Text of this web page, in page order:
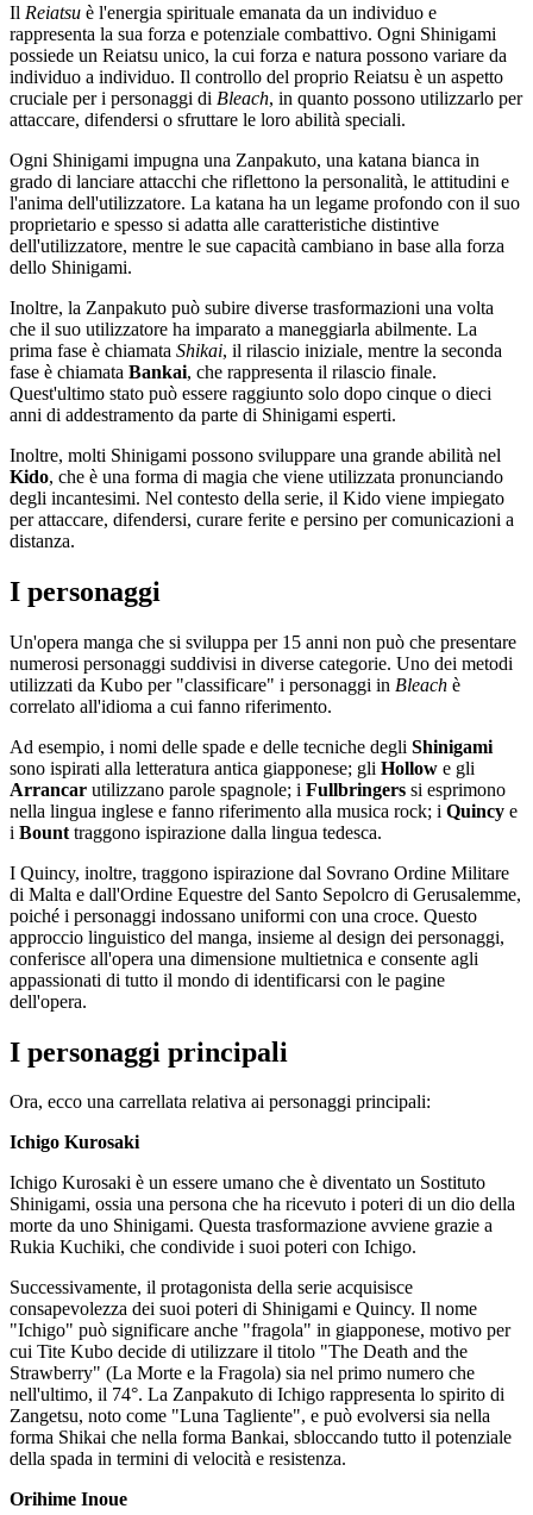
Il Reiatsu è l'energia spirituale emanata da un individuo e
rappresenta la sua forza e potenziale combattivo. Ogni Shinigami
possiede un Reiatsu unico, la cui forza e natura possono variare da
individuo a individuo. Il controllo del proprio Reiatsu è un aspetto
cruciale per i personaggi di Bleach, in quanto possono utilizzarlo per
attaccare, difendersi o sfruttare le loro abilità speciali.
Ogni Shinigami impugna una Zanpakuto, una katana bianca in
grado di lanciare attacchi che riflettono la personalità, le attitudini e
l'anima dell'utilizzatore. La katana ha un legame profondo con il suo
proprietario e spesso si adatta alle caratteristiche distintive
dell'utilizzatore, mentre le sue capacità cambiano in base alla forza
dello Shinigami.
Inoltre, la Zanpakuto può subire diverse trasformazioni una volta
che il suo utilizzatore ha imparato a maneggiarla abilmente. La
prima fase è chiamata Shikai, il rilascio iniziale, mentre la seconda
fase è chiamata Bankai, che rappresenta il rilascio finale.
Quest'ultimo stato può essere raggiunto solo dopo cinque o dieci
anni di addestramento da parte di Shinigami esperti.
Inoltre, molti Shinigami possono sviluppare una grande abilità nel
Kido, che è una forma di magia che viene utilizzata pronunciando
degli incantesimi. Nel contesto della serie, il Kido viene impiegato
per attaccare, difendersi, curare ferite e persino per comunicazioni a
distanza.
I personaggi
Un'opera manga che si sviluppa per 15 anni non può che presentare
numerosi personaggi suddivisi in diverse categorie. Uno dei metodi
utilizzati da Kubo per "classificare" i personaggi in Bleach è
correlato all'idioma a cui fanno riferimento.
Ad esempio, i nomi delle spade e delle tecniche degli Shinigami
sono ispirati alla letteratura antica giapponese; gli Hollow e gli
Arrancar utilizzano parole spagnole; i Fullbringers si esprimono
nella lingua inglese e fanno riferimento alla musica rock; i Quincy e
i Bount traggono ispirazione dalla lingua tedesca.
I Quincy, inoltre, traggono ispirazione dal Sovrano Ordine Militare
di Malta e dall'Ordine Equestre del Santo Sepolcro di Gerusalemme,
poiché i personaggi indossano uniformi con una croce. Questo
approccio linguistico del manga, insieme al design dei personaggi,
conferisce all'opera una dimensione multietnica e consente agli
appassionati di tutto il mondo di identificarsi con le pagine
dell'opera.
I personaggi principali
Ora, ecco una carrellata relativa ai personaggi principali:
Ichigo Kurosaki
Ichigo Kurosaki è un essere umano che è diventato un Sostituto
Shinigami, ossia una persona che ha ricevuto i poteri di un dio della
morte da uno Shinigami. Questa trasformazione avviene grazie a
Rukia Kuchiki, che condivide i suoi poteri con Ichigo.
Successivamente, il protagonista della serie acquisisce
consapevolezza dei suoi poteri di Shinigami e Quincy. Il nome
"Ichigo" può significare anche "fragola" in giapponese, motivo per
cui Tite Kubo decide di utilizzare il titolo "The Death and the
Strawberry" (La Morte e la Fragola) sia nel primo numero che
nell'ultimo, il 74°. La Zanpakuto di Ichigo rappresenta lo spirito di
Zangetsu, noto come "Luna Tagliente", e può evolversi sia nella
forma Shikai che nella forma Bankai, sbloccando tutto il potenziale
della spada in termini di velocità e resistenza.
Orihime Inoue